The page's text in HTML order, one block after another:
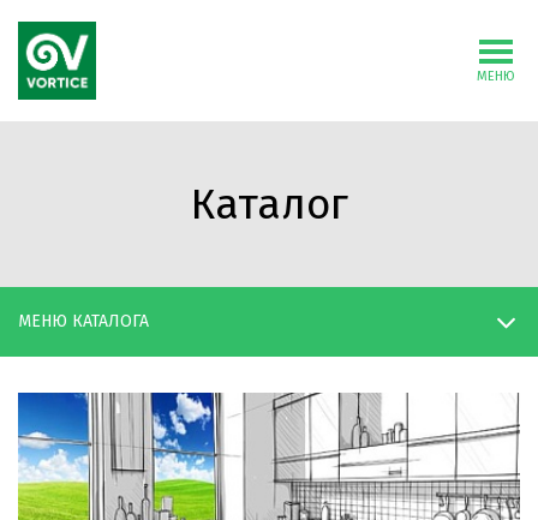
МЕНЮ
Каталог
МЕНЮ КАТАЛОГА